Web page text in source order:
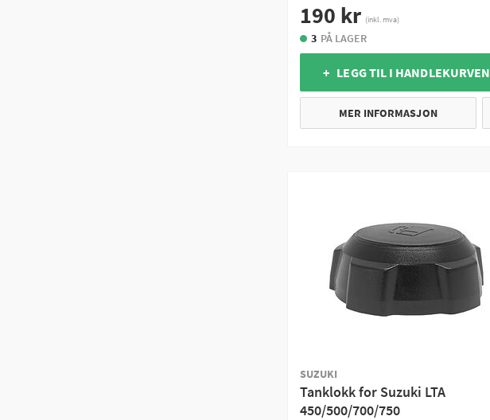
190 kr (inkl. mva)
3 PÅ LAGER
+ LEGG TIL I HANDLEKURVEN
MER INFORMASJON
SUZUKI
Tanklokk for Suzuki LTA
450/500/700/750